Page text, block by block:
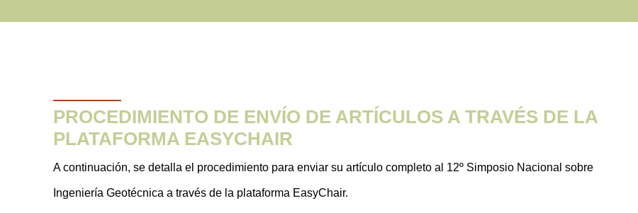
PROCEDIMIENTO DE ENVÍO DE ARTÍCULOS A TRAVÉS DE LA
PLATAFORMA EASYCHAIR
A continuación, se detalla el procedimiento para enviar su artículo completo al 12º Simposio Nacional sobre
Ingeniería Geotécnica a través de la plataforma EasyChair.